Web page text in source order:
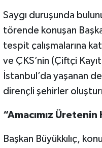
Saygı duruşunda
törende konuşan
tespit çalışmalarına
ve ÇKS’nin (Çiftçi
İstanbul’da yaşanan
dirençli şehirler
“Amacımız Üretenin
Başkan Büyükkılıç,